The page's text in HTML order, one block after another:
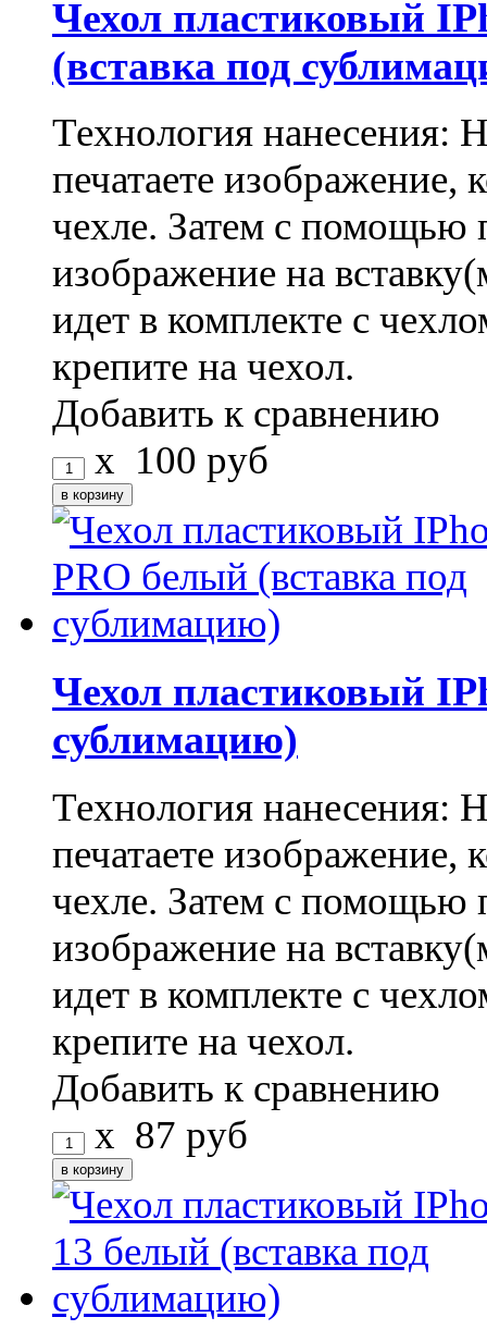
Чехол пластиковый
(вставка под
Технология нанесения:
печатаете изображение,
чехле. Затем с помощью
изображение на
идет в комплекте с
крепите на чехол.
Добавить к сравнению
x 100 руб
Чехол пластиковый
сублимацию)
Технология нанесения:
печатаете изображение,
чехле. Затем с помощью
изображение на
идет в комплекте с
крепите на чехол.
Добавить к сравнению
x 87 руб